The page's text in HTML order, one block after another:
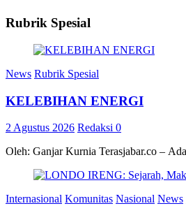
Rubrik Spesial
News Rubrik Spesial
KELEBIHAN ENERGI
2 Agustus 2026 Redaksi 0
Oleh: Ganjar Kurnia Terasjabar.co –
Internasional Komunitas Nasional News